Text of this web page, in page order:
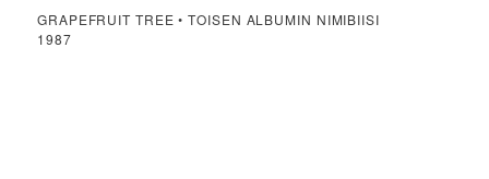
GRAPEFRUIT TREE • TOISEN ALBUMIN NIMIBIISI
1987